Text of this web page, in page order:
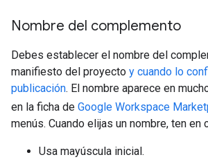
Nombre del complemento
Debes establecer el nombre del
manifiesto del proyecto y cuando lo
publicación. El nombre aparece en
en la ficha de Google Workspace
menús. Cuando elijas un nombre, ten en
Usa mayúscula inicial.